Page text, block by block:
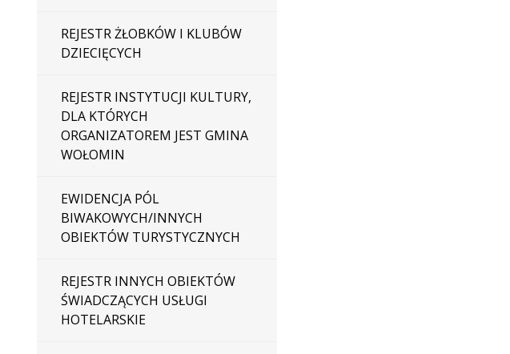
REJESTR ŻŁOBKÓW I KLUBÓW
DZIECIĘCYCH
REJESTR INSTYTUCJI KULTURY,
DLA KTÓRYCH
ORGANIZATOREM JEST GMINA
WOŁOMIN
EWIDENCJA PÓL
BIWAKOWYCH/INNYCH
OBIEKTÓW TURYSTYCZNYCH
REJESTR INNYCH OBIEKTÓW
ŚWIADCZĄCYCH USŁUGI
HOTELARSKIE